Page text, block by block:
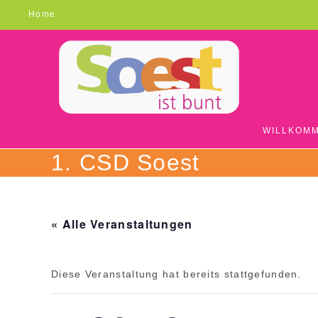
Inhalt
Home
1. CSD Soest
« Alle Veranstaltungen
Diese Veranstaltung hat bereits stattgefunden.